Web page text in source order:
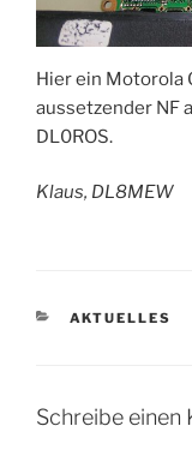
Hier ein Motorola
aussetzender NF
DL0ROS.
Klaus, DL8MEW
KATEGORIEN
AKTUELLES
Schreibe einen